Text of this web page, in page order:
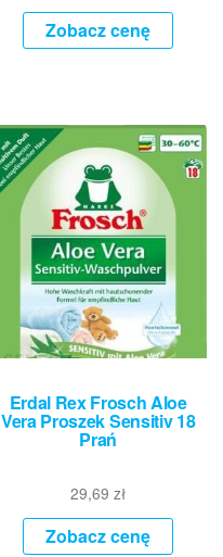
Zobacz cenę
Erdal Rex Frosch Aloe
Vera Proszek Sensitiv 18
Prań
29,69zł
Zobacz cenę